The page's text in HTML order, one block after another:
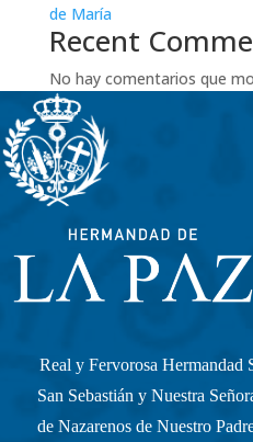
de María
Recent
No hay comentarios que
Real y Fervorosa Hermandad
San Sebastián y Nuestra
de Nazarenos de Nuestro